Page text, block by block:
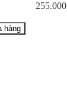
255.000
hàng